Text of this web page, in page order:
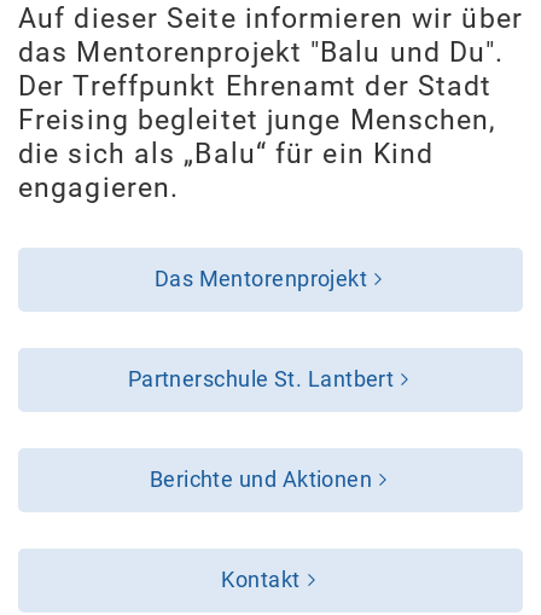
Auf dieser Seite informieren wir über
das Mentorenprojekt "Balu und Du".
Der Treffpunkt Ehrenamt der Stadt
Freising begleitet junge Menschen,
die sich als „Balu“ für ein Kind
engagieren.
Das Mentorenprojekt
Partnerschule St. Lantbert
Berichte und Aktionen
Kontakt